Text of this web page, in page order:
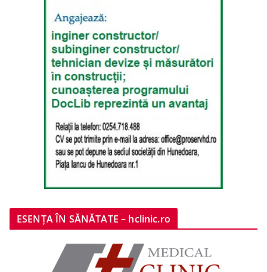
ESENȚA ÎN SĂNĂTATE – hclinic.ro